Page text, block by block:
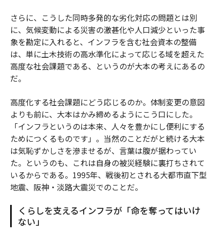
さらに、こうした同時多発的な劣化対応の問題とは別
に、気候変動による災害の激甚化や人口減少といった事
象を勘定に入れると、インフラを含む社会資本の整備
は、単に土木技術の高水準化によって応じる域を超えた
高度な社会課題である、というのが大本の考えにあるの
だ。
高度化する社会課題にどう応じるのか。体制変更の意図
よりも前に、大本はかみ締めるようにこう口にした。
「インフラというのは本来、人々を豊かにし便利にする
ためにつくるものです」。当然のことだがと続ける大本
は気恥ずかしさを滲ませるが、言葉は腹が据わってい
た。というのも、これは自身の被災経験に裏打ちされて
いるからである。1995年、戦後初とされる大都市直下型
地震、阪神・淡路大震災でのことだ。
くらしを支えるインフラが「命を奪ってはいけ
ない」